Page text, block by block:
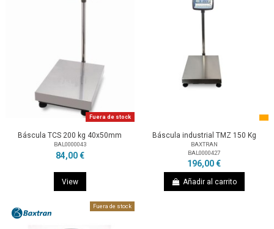
Fuera de stock
Báscula TCS 200 kg 40x50mm
BAL0000043
84,00 €
View
Báscula industrial TMZ 150 Kg
BAXTRAN
BAL0000427
196,00 €
Añadir al carrito
Fuera de stock